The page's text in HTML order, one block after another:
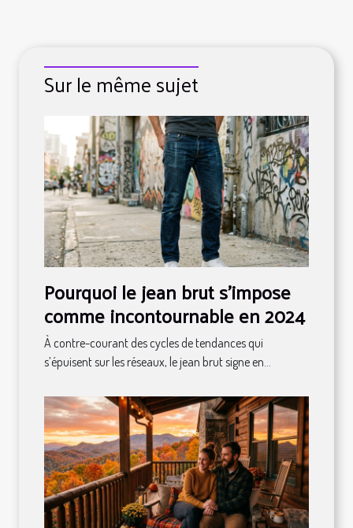
Sur le même sujet
Pourquoi le jean brut s’impose
comme incontournable en 2024
À contre-courant des cycles de tendances qui
s’épuisent sur les réseaux, le jean brut signe en...